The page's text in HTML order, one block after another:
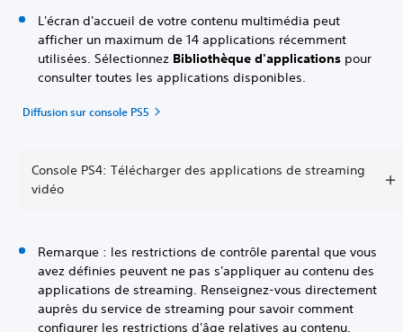
L'écran d'accueil de votre contenu multimédia peut
afficher un maximum de 14 applications récemment
utilisées. Sélectionnez Bibliothèque d'applications pour
consulter toutes les applications disponibles.
Diffusion sur console PS5
Console PS4: Télécharger des applications de streaming
vidéo
Remarque : les restrictions de contrôle parental que vous
avez définies peuvent ne pas s'appliquer au contenu des
applications de streaming. Renseignez-vous directement
auprès du service de streaming pour savoir comment
configurer les restrictions d'âge relatives au contenu.